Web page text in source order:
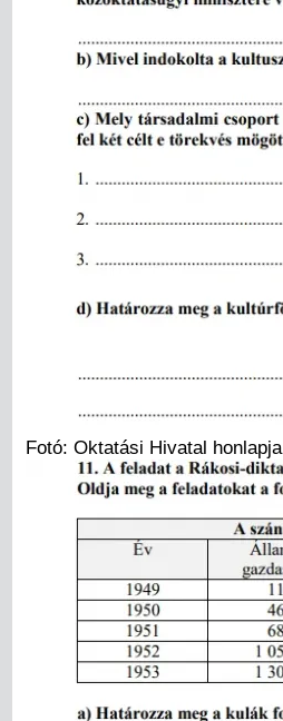
Fotó: Oktatási Hivatal honlapja